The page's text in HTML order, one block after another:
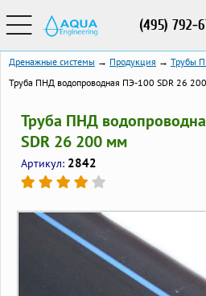
(495) 792-
Дренажные системы → Продукция → Трубы
Труба ПНД водопроводная ПЭ-100 SDR 26
Труба ПНД
SDR 26 200 мм
Артикул: 2842